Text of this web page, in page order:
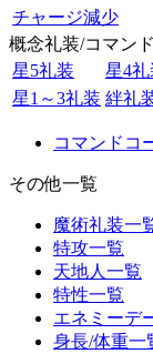
チャージ減少
概念礼装/コマン
星5礼装
星4礼
星1～3礼装 絆礼
コマンドコ
その他一覧
魔術礼装一
特攻一覧
天地人一覧
特性一覧
エネミーデ
身長/体重一